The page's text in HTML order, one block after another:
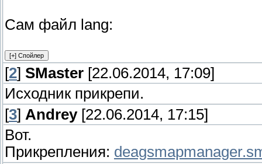
Сам файл lang:
[2] SMaster [22.06.2014, 17:09]
Исходник прикрепи.
[3] Andrey[22.06.2014, 17:15]
Вот.
Прикрепления: